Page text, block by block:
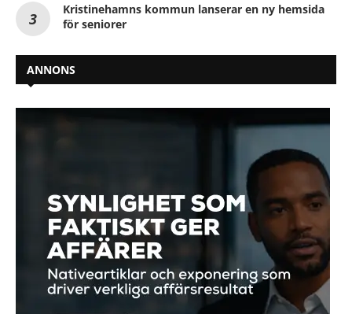
Kristinehamns kommun lanserar en ny hemsida
för seniorer
ANNONS